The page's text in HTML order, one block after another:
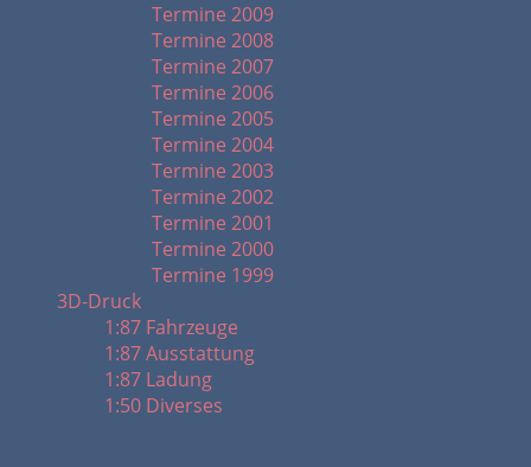
Termine 2009
Termine 2008
Termine 2007
Termine 2006
Termine 2005
Termine 2004
Termine 2003
Termine 2002
Termine 2001
Termine 2000
Termine 1999
3D-Druck
1:87 Fahrzeuge
1:87 Ausstattung
1:87 Ladung
1:50 Diverses